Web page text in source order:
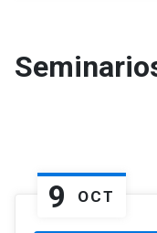
9 OCT